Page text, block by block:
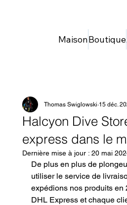
MaisonBoutique
Halcyon Dive
express dans le
Thomas Swiglowski 15 déc.
Dernière mise à jour : 20 mai
De plus en plus de
utiliser le service de
expédions nos produits en
DHL Express et chaque